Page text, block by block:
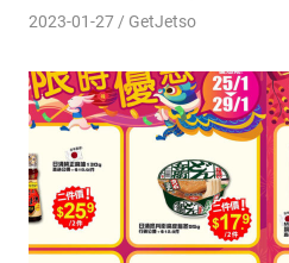
2023-01-27 GetJetso